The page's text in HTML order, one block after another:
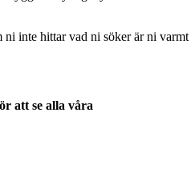
inte hittar vad ni söker är ni varmt
att se alla våra